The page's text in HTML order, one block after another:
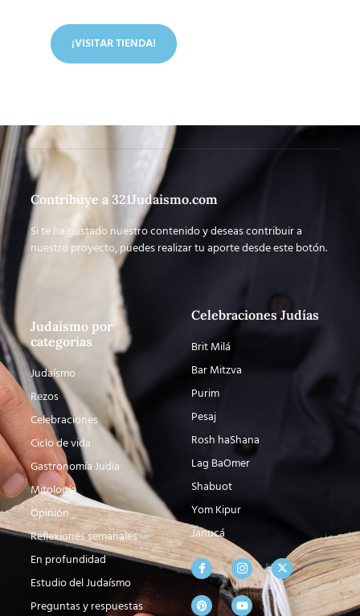
¡VISITAR TIENDA!
Contribuye a 321Judaismo.com
Si te ha gustado nuestro contenido y deseas contribuir a
nuestro proyecto, puedes realizar tu aporte desde este botón.
Judaísmo por
categorías
Judaísmo
Rezos
Celebraciones
Ciclo de vida
Gastronomía Judía
Mitología
Opinión
Reflexiones semanales
En profundidad
Estudio del Judaísmo
Preguntas y respuestas
Celebraciones Judías
Brit Milá
Bar Mitzva
Purim
Pesaj
Rosh haShana
Lag BaOmer
Shabuot
Yom Kipur
Janucá